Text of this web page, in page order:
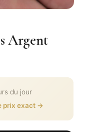
Argent
du jour
prix exact →